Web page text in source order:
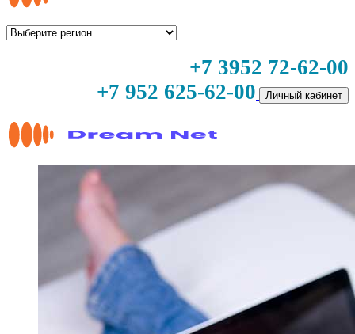
+7 3952 72-62-00
+7 952 625-62-00
Личный кабинет